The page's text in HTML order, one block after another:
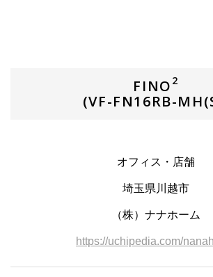
FINO 2
(VF-FN16RB-
オフィス・店舗
埼玉県川越市
（株）ナナホーム
https://uchipedia.com/